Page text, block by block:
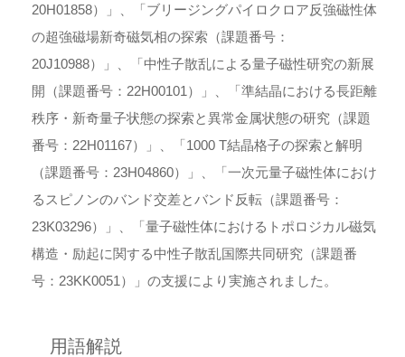
20H01858）」、「ブリージングパイロクロア反強磁性体
の超強磁場新奇磁気相の探索（課題番号：
20J10988）」、「中性子散乱による量子磁性研究の新展
開（課題番号：22H00101）」、「準結晶における長距離
秩序・新奇量子状態の探索と異常金属状態の研究（課題
番号：22H01167）」、「1000 T結晶格子の探索と解明
（課題番号：23H04860）」、「一次元量子磁性体におけ
るスピノンのバンド交差とバンド反転（課題番号：
23K03296）」、「量子磁性体におけるトポロジカル磁気
構造・励起に関する中性子散乱国際共同研究（課題番
号：23KK0051）」の支援により実施されました。
用語解説